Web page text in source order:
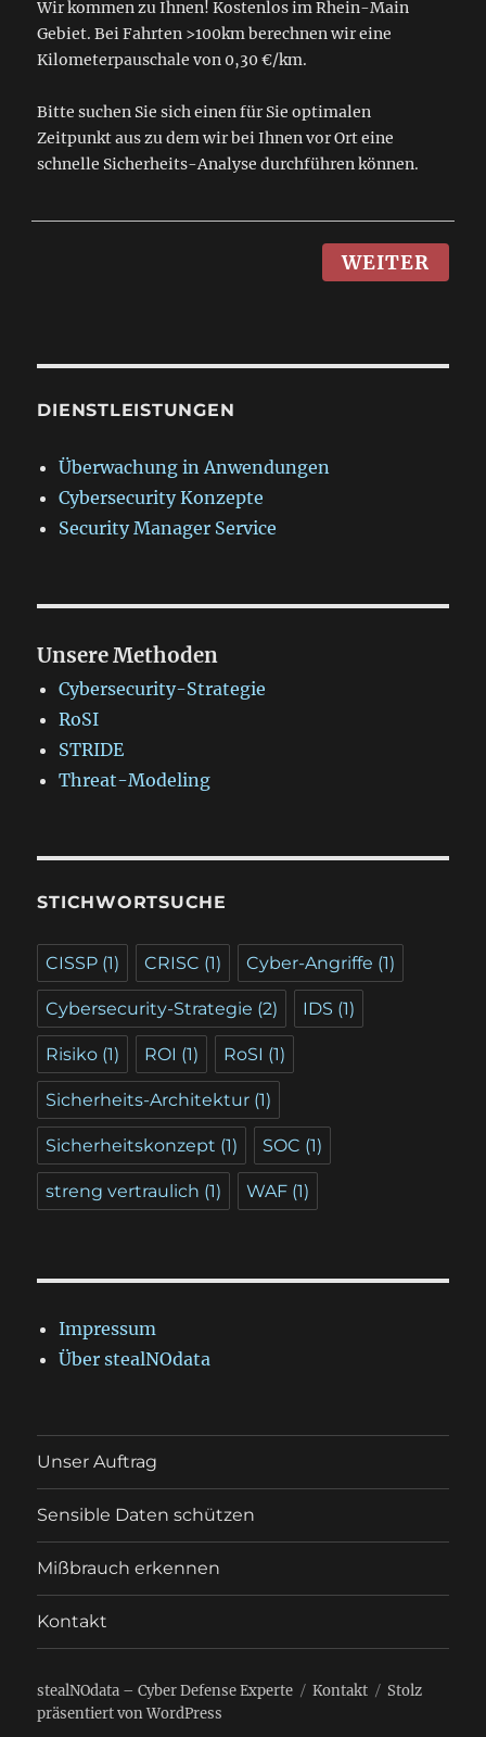
Wir kommen zu Ihnen! Kostenlos im Rhein-Main
Gebiet. Bei Fahrten >100km berechnen wir eine
Kilometerpauschale von 0,30 €/km.
Bitte suchen Sie sich einen für Sie optimalen
Zeitpunkt aus zu dem wir bei Ihnen vor Ort eine
schnelle Sicherheits-Analyse durchführen können.
WEITER
DIENSTLEISTUNGEN
Überwachung in Anwendungen
Cybersecurity Konzepte
Security Manager Service
Unsere Methoden
Cybersecurity-Strategie
RoSI
STRIDE
Threat-Modeling
STICHWORTSUCHE
CISSP (1) CRISC (1) Cyber-Angriffe (1)
Cybersecurity-Strategie (2) IDS (1)
Risiko (1) ROI (1) RoSI (1)
Sicherheits-Architektur (1)
Sicherheitskonzept (1) SOC (1)
streng vertraulich (1) WAF (1)
Impressum
Über stealNOdata
Unser Auftrag
Sensible Daten schützen
Mißbrauch erkennen
Kontakt
stealNOdata – Cyber Defense Experte Kontakt
Stolz
präsentiert von WordPress